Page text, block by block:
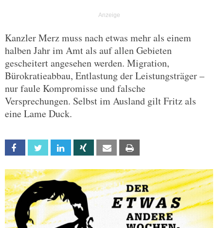
Kanzler Merz muss nach etwas mehr als einem
halben Jahr im Amt als auf allen Gebieten
gescheitert angesehen werden. Migration,
Bürokratieabbau, Entlastung der Leistungsträger –
nur faule Kompromisse und falsche
Versprechungen. Selbst im Ausland gilt Fritz als
eine Lame Duck.
Facebook Twitter Linkedin Xing Email